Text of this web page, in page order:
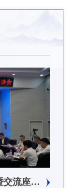
东北大学附属总医院揭牌仪式暨交流座谈会举行